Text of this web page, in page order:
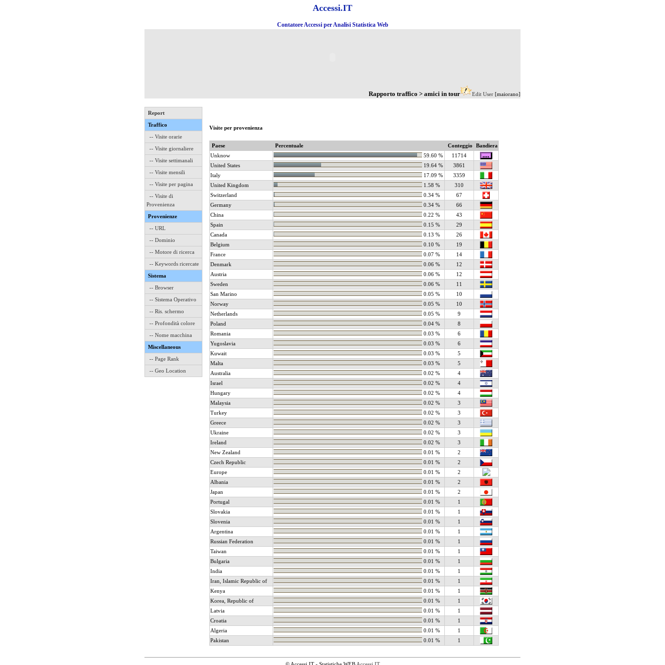
Accessi.IT
Contatore Accessi per Analisi Statistica Web
Rapporto traffico > amici in tour Edit User [maiorano]
Report
Traffico
-- Visite orarie
-- Visite giornaliere
-- Visite settimanali
-- Visite mensili
-- Visite per pagina
-- Visite di
Provenienza
Provenienze
-- URL
-- Dominio
-- Motore di ricerca
-- Keywords ricercate
Sistema
-- Browser
-- Sistema Operativo
-- Ris. schermo
-- Profondità colore
-- Nome macchina
Miscellaneous
-- Page Rank
-- Geo Location
Visite per provenienza
Paese Percentuale Conteggio
Bandiera
Unknow
59.60 %
11714
United States
19.64 %
3861
Italy
17.09 %
3359
United Kingdom
1.58 %
310
Switzerland
0.34 %
67
Germany
0.34 %
66
China
0.22 %
43
Spain
0.15 %
29
Canada
0.13 %
26
Belgium
0.10 %
19
France
0.07 %
14
Denmark
0.06 %
12
Austria
0.06 %
12
Sweden
0.06 %
11
San Marino
0.05 %
10
Norway
0.05 %
10
Netherlands
0.05 %
9
Poland
0.04 %
8
Romania
0.03 %
6
Yugoslavia
0.03 %
6
Kuwait
0.03 %
5
Malta
0.03 %
5
Australia
0.02 %
4
Israel
0.02 %
4
Hungary
0.02 %
4
Malaysia
0.02 %
3
Turkey
0.02 %
3
Greece
0.02 %
3
Ukraine
0.02 %
3
Ireland
0.02 %
3
New Zealand
0.01 %
2
Czech Republic
0.01 %
2
Europe
0.01 %
2
Albania
0.01 %
2
Japan
0.01 %
2
Portugal
0.01 %
1
Slovakia
0.01 %
1
Slovenia
0.01 %
1
Argentina
0.01 %
1
Russian Federation
0.01 %
1
Taiwan
0.01 %
1
Bulgaria
0.01 %
1
India
0.01 %
1
Iran, Islamic Republic of
0.01 %
1
Kenya
0.01 %
1
Korea, Republic of
0.01 %
1
Latvia
0.01 %
1
Croatia
0.01 %
1
Algeria
0.01 %
1
Pakistan
0.01 % 1